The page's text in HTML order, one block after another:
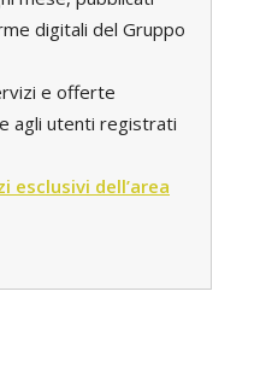
digitali del Gruppo
e offerte
agli utenti registrati
dell’area